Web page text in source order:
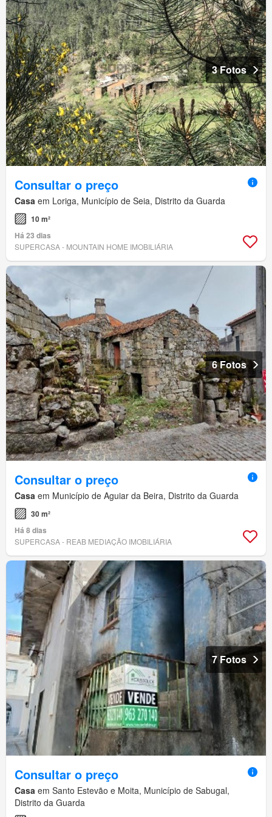
3 Fotos
Consultar o preço
Casa em Loriga, Município de Seia, Distrito da Guarda
10 m²
Há 23 dias
SUPERCASA - MOUNTAIN HOME IMOBILIÁRIA
6 Fotos
Consultar o preço
Casa em Município de Aguiar da Beira, Distrito da Guarda
30 m²
Há 8 dias
SUPERCASA - REAB MEDIAÇÃO IMOBILIÁRIA
7 Fotos
Consultar o preço
Casa em Santo Estevão e Moita, Município de Sabugal,
Distrito da Guarda